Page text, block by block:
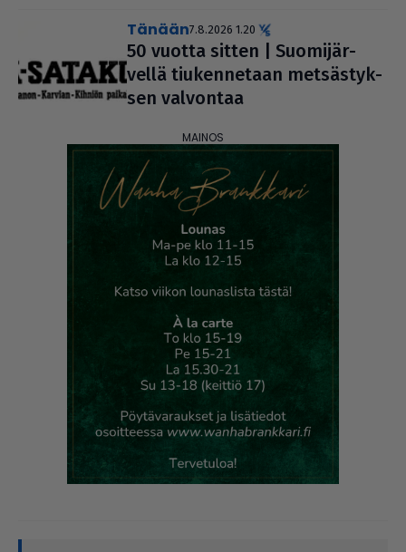
Tänään7.8.2026 1.20
50 vuotta sitten | Suo­mi­jär­
vellä tiu­ken­ne­taan met­säs­tyk­
sen valvontaa